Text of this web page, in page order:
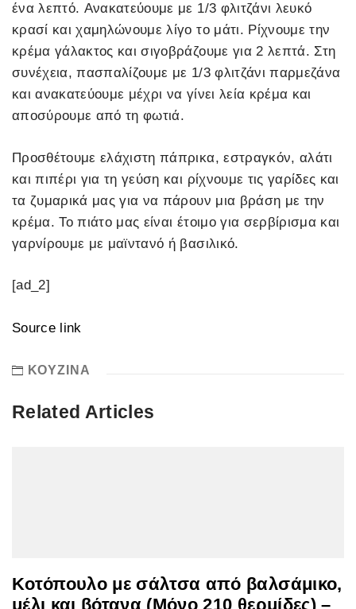
ένα λεπτό. Ανακατεύουμε με 1/3 φλιτζάνι λευκό
κρασί και χαμηλώνουμε λίγο το μάτι. Ρίχνουμε την
κρέμα γάλακτος και σιγοβράζουμε για 2 λεπτά. Στη
συνέχεια, πασπαλίζουμε με 1/3 φλιτζάνι παρμεζάνα
και ανακατεύουμε μέχρι να γίνει λεία κρέμα και
αποσύρουμε από τη φωτιά.
Προσθέτουμε ελάχιστη πάπρικα, εστραγκόν, αλάτι
και πιπέρι για τη γεύση και ρίχνουμε τις γαρίδες και
τα ζυμαρικά μας για να πάρουν μια βράση με την
κρέμα. Το πιάτο μας είναι έτοιμο για σερβίρισμα και
γαρνίρουμε με μαϊντανό ή βασιλικό.
[ad_2]
Source link
ΚΟΥΖΙΝΑ
Related Articles
Κοτόπουλο με σάλτσα από βαλσάμικο,
μέλι και βότανα (Μόνο 210 θερμίδες) –